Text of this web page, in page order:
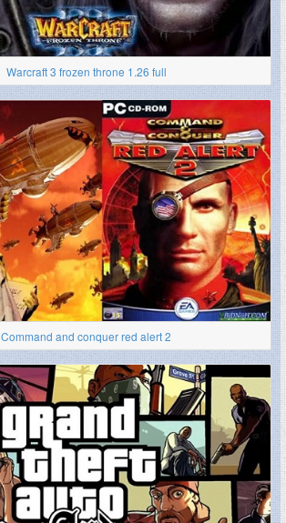
Warcraft 3 frozen throne 1.26 full
Command and conquer red alert 2